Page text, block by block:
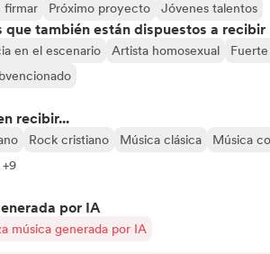
firmar
Próximo proyecto Jóvenes talentos
que también están dispuestos a recibir
en el escenario Artista homosexual
recibir...
Rock cristiano Música clásica Música
por IA
música generada por IA